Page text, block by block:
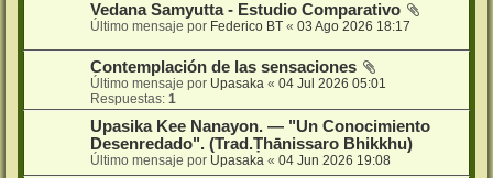
Vedana Samyutta - Estudio Comparativo
Último mensaje por Federico BT « 03 Ago 2026 18:17
Contemplación de las sensaciones
Último mensaje por Upasaka « 04 Jul 2026 05:01
Respuestas: 1
Upasika Kee Nanayon. — "Un Conocimiento
Desenredado". (Trad.Ṭhānissaro Bhikkhu)
Último mensaje por Upasaka « 04 Jun 2026 19:08